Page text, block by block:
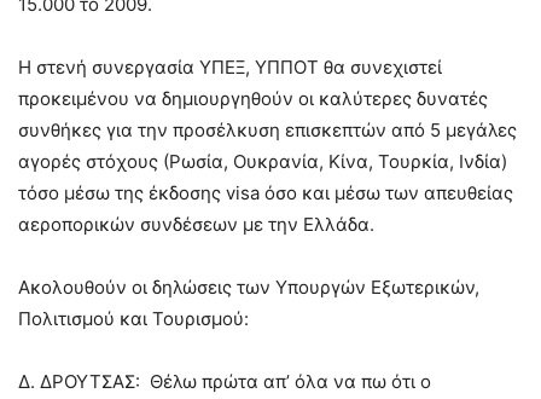
Η στενή συνεργασία ΥΠΕΞ, ΥΠΠΟΤ θα συνεχιστεί
προκειμένου να δημιουργηθούν οι καλύτερες δυνατές
συνθήκες για την προσέλκυση επισκεπτών από 5 μεγάλες
αγορές στόχους (Ρωσία, Ουκρανία, Κίνα, Τουρκία, Ινδία)
τόσο μέσω της έκδοσης visa όσο και μέσω των απευθείας
αεροπορικών συνδέσεων με την Ελλάδα.
Ακολουθούν οι δηλώσεις των Υπουργών Εξωτερικών,
Πολιτισμού και Τουρισμού:
Δ. ΔΡΟΥΤΣΑΣ: Θέλω πρώτα απ’ όλα να πω ότι ο